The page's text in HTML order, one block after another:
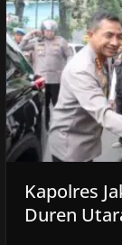
Kapolres
Duren